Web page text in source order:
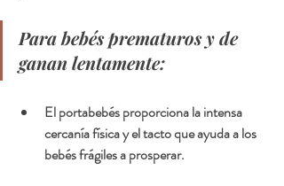
Para bebés prematuros y de
ganan lentamente:
El portabebés proporciona la intensa
cercanía física y el tacto que ayuda a los
bebés frágiles a prosperar.